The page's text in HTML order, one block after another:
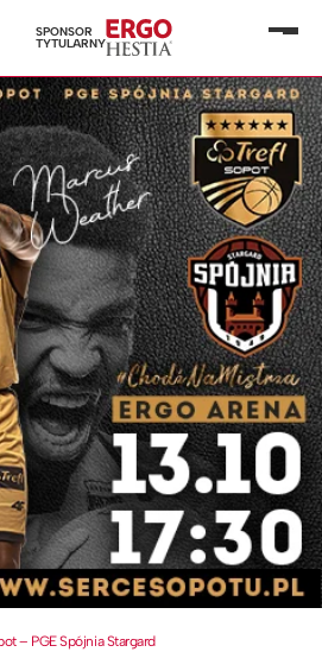
SPONSOR
TYTULARNY
– PGE Spójnia Stargard